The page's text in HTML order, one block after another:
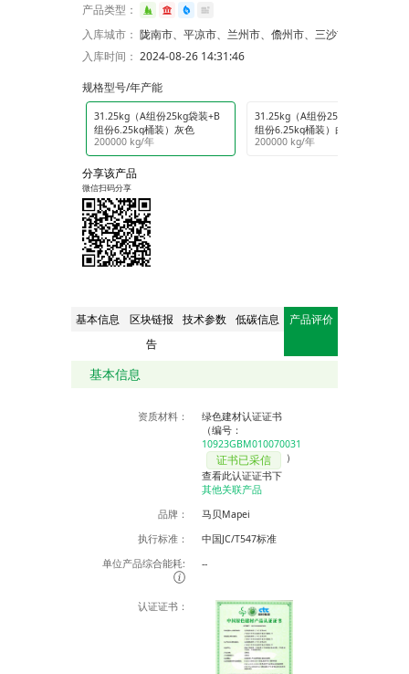
产品类型：
入库城市： 陇南市、平凉市、兰州市、儋州市、三沙市、三亚市、海口市、聊城市、衡阳市、菏泽市、德州市、常州市、玉溪市、全国、佛山市
入库时间： 2024-08-26 14:31:46
规格型号/年产能
31.25kg（A组份25kg袋装+B
组份6.25kg桶装）灰色
200000 kg/年
31.25kg（A组份25kg袋装+B
组份6.25kg桶装）白色
200000 kg/年
分享该产品
微信扫码分享
基本信息
区块链报
告
技术参数 低碳信息 产品评价
基本信息
资质材料：
绿色建材认证证书
（编号：
10923GBM010070031
证书已采信
）
查看此认证证书下
其他关联产品
品牌：
马贝Mapei
执行标准：
中国JC/T547标准
单位产品综合能耗:
--
认证证书：